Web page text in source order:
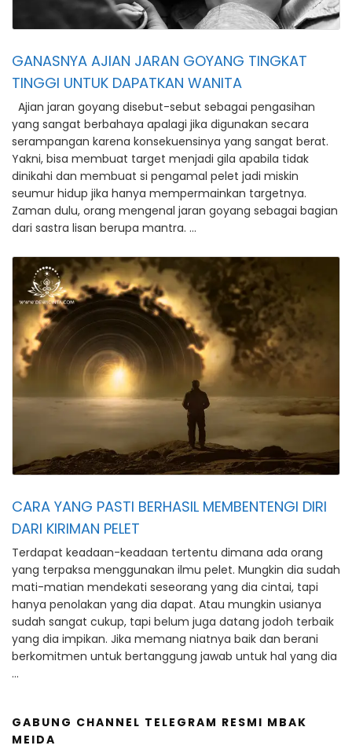
GANASNYA AJIAN JARAN GOYANG TINGKAT
TINGGI UNTUK DAPATKAN WANITA
Ajian jaran goyang disebut-sebut sebagai pengasihan
yang sangat berbahaya apalagi jika digunakan secara
serampangan karena konsekuensinya yang sangat berat.
Yakni, bisa membuat target menjadi gila apabila tidak
dinikahi dan membuat si pengamal pelet jadi miskin
seumur hidup jika hanya mempermainkan targetnya.
Zaman dulu, orang mengenal jaran goyang sebagai bagian
dari sastra lisan berupa mantra. …
CARA YANG PASTI BERHASIL MEMBENTENGI DIRI
DARI KIRIMAN PELET
Terdapat keadaan-keadaan tertentu dimana ada orang
yang terpaksa menggunakan ilmu pelet. Mungkin dia sudah
mati-matian mendekati seseorang yang dia cintai, tapi
hanya penolakan yang dia dapat. Atau mungkin usianya
sudah sangat cukup, tapi belum juga datang jodoh terbaik
yang dia impikan. Jika memang niatnya baik dan berani
berkomitmen untuk bertanggung jawab untuk hal yang dia
…
GABUNG CHANNEL TELEGRAM RESMI MBAK
MEIDA